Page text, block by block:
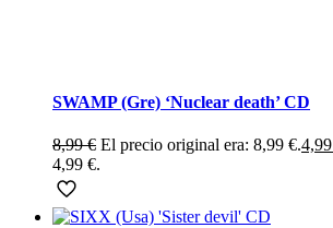
SWAMP (Gre) ‘Nuclear death’ CD
8,99€ El precio original era: 8,99 €.4,99
4,99 €.